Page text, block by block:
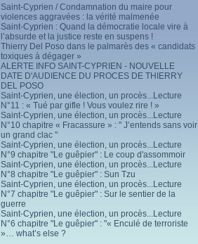
Saint-Cyprien / Condamnation du maire pour
violences aggravées : la vérité malmenée
Saint-Cyprien : Quand la démocratie locale vire à
l’absurde et la justice reste en suspens !
Thierry Del Poso dans le palmarès des « candidats
toxiques à dégager »
ALERTE INFO SAINT-CYPRIEN - NOUVELLE
DATE D'AUDIENCE DU PROCES DE THIERRY
DEL POSO
Saint-Cyprien, une élection, un procès...Lecture
N°11 : « Tué par gifle ! Vous voulez rire ! »
Saint-Cyprien, une élection, un procès...Lecture
N°10 chapitre « Fracassure » : " J’entends sans voir
un grand clac "
Saint-Cyprien, une élection, un procès...Lecture
N°9 chapitre "Le guêpier" : Le coup d'assommoir
Saint-Cyprien, une élection, un procès...Lecture
N°8 chapitre "Le guêpier" : Sun Tzu
Saint-Cyprien, une élection, un procès...Lecture
N°7 chapitre "Le guêpier" : Sur le sentier de la
guerre
Saint-Cyprien, une élection, un procès...Lecture
N°6 chapitre "Le guêpier" : "« Enculé de terroriste
»… what’s else ?